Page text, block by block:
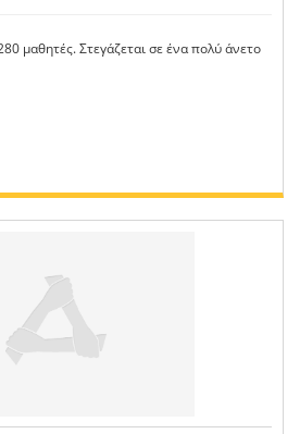
μαθητές. Στεγάζεται σε ένα πολύ άνετο